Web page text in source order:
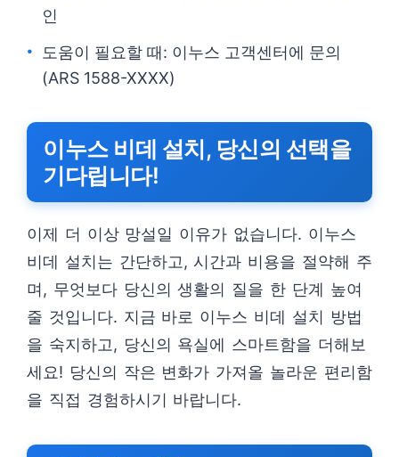
인
도움이 필요할 때: 이누스 고객센터에 문의
(ARS 1588-XXXX)
이누스 비데 설치, 당신의 선택을
기다립니다!
이제 더 이상 망설일 이유가 없습니다. 이누스
비데 설치는 간단하고, 시간과 비용을 절약해 주
며, 무엇보다 당신의 생활의 질을 한 단계 높여
줄 것입니다. 지금 바로 이누스 비데 설치 방법
을 숙지하고, 당신의 욕실에 스마트함을 더해보
세요! 당신의 작은 변화가 가져올 놀라운 편리함
을 직접 경험하시기 바랍니다.